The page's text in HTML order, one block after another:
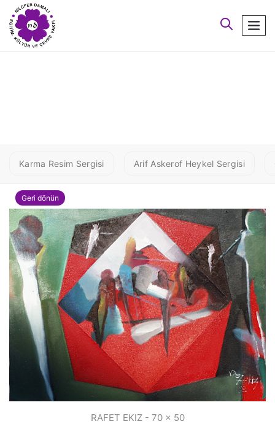
arayın
Karma Resim Sergisi Arif Askerof Heykel Sergisi
Geri dönün
RAFET EKIZ - 70 x 50